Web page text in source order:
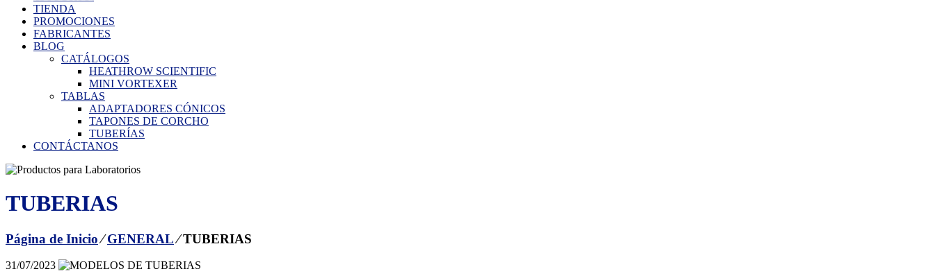
TIENDA
PROMOCIONES
FABRICANTES
BLOG
CATÁLOGOS
HEATHROW SCIENTIFIC
MINI VORTEXER
TABLAS
ADAPTADORES CÓNICOS
TAPONES DE CORCHO
TUBERÍAS
CONTÁCTANOS
TUBERIAS
Página de Inicio⁄GENERAL⁄TUBERIAS
31/07/2023